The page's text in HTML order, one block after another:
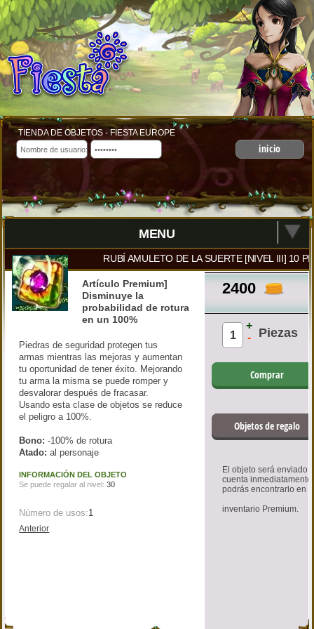
TIENDA DE OBJETOS - FIESTA EUROPE
inicio
MENU
RUBÍ AMULETO DE LA SUERTE [NIVEL III] 10
2400
Piezas
+
-
Comprar
Objetos de regalo
El objeto será enviado
cuenta inmediatamente
podrás encontrarlo en
inventario Premium.
Artículo Premium]
Disminuye la
probabilidad de rotura
en un 100%
Piedras de seguridad protegen tus
armas mientras las mejoras y aumentan
tu oportunidad de tener éxito. Mejorando
tu arma la misma se puede romper y
desvalorar después de fracasar.
Usando esta clase de objetos se reduce
el peligro a 100%.
Bono: -100% de rotura
Atado: al personaje
INFORMACIÓN DEL OBJETO
Se puede regalar al nivel:30
Número de usos:1
Anterior